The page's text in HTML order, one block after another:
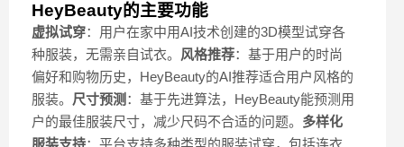
HeyBeauty的主要功能
虚拟试穿：用户在家中用AI技术创建的3D模型试穿各
种服装，无需亲自试衣。 风格推荐：基于用户的时尚
偏好和购物历史，HeyBeauty的AI推荐适合用户风格的
服装。 尺寸预测 ：基于先进算法，HeyBeauty能预测用
户的最佳服装尺寸，减少尺码不合适的问题。 多样化